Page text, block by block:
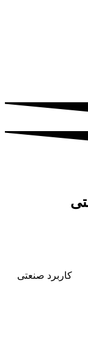
کاربرد صنعتی